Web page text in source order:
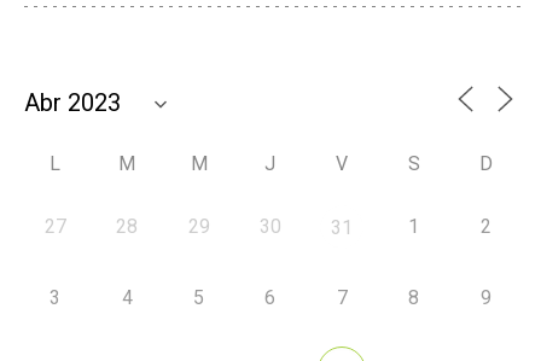
L M M J V S D
27 28 29 30 31 1 2
3 4 5 6 7 8 9